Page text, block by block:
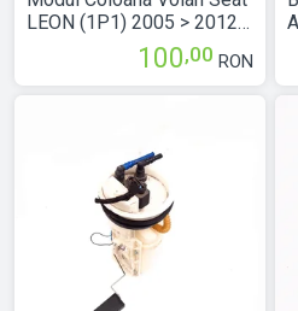
LEON (1P1) 2005 > 2012
1K0959549BB100,00 RON